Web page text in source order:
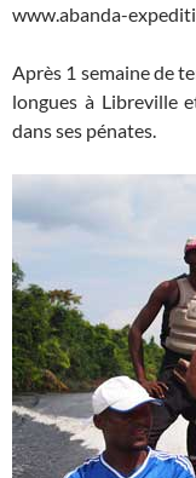
www.abanda-
Après 1 semaine de
longues à Libreville
dans ses pénates.